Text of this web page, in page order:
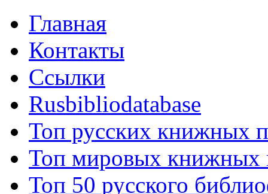
Главная
Контакты
Ссылки
Rusbibliodatabase
Топ русских книжных
Топ мировых книжных
Топ 50 русского